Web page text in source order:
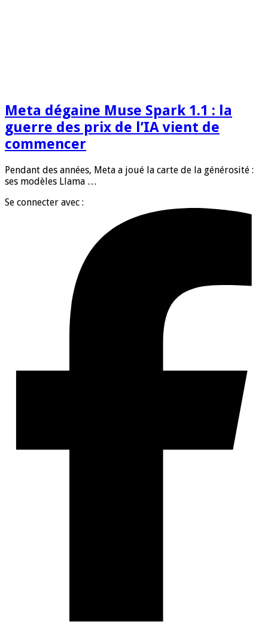
Meta dégaine Muse Spark 1.1 : la
guerre des prix de l’IA vient de
commencer
Pendant des années, Meta a joué la carte de la générosité :
ses modèles Llama …
Se connecter avec :